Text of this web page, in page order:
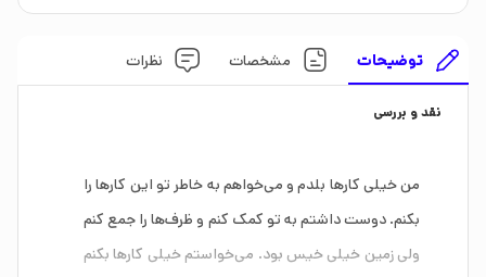
توضیحات مشخصات نظرات
نقد و بررسی
من خیلی کارها بلدم و می‌خواهم به خاطر تو این کارها را
بکنم. دوست داشتم به تو کمک کنم و ظرف‌ها را جمع کنم
ولی زمین خیلی خیس بود. می‌خواستم خیلی کارها بکنم